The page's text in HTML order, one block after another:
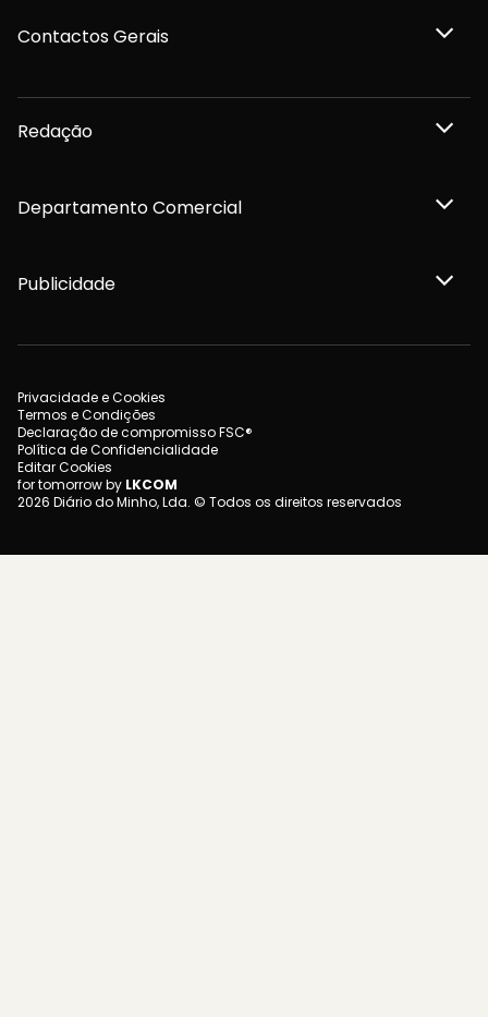
Contactos Gerais
Redação
Departamento Comercial
Publicidade
Privacidade e Cookies
Termos e Condições
Declaração de compromisso FSC®
Política de Confidencialidade
Editar Cookies
for tomorrow by LKCOM
2026 Diário do Minho, Lda. © Todos os direitos reservados